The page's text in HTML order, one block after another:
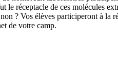
réceptacle de ces molécules
? Vos élèves participeront à
de votre camp.